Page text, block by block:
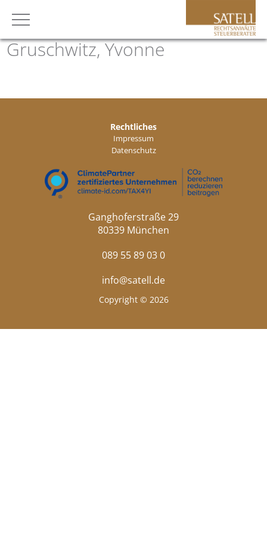
Gruschwitz, Yvonne
Rechtliches
Impressum
Datenschutz
Ganghoferstraße 29
80339 München
089 55 89 03 0
info@satell.de
Copyright © 2026